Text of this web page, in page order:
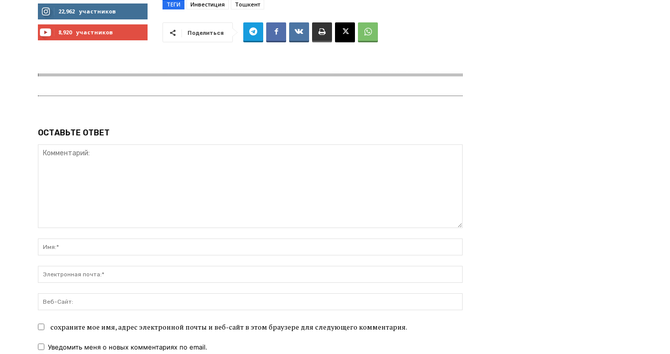
МНЕ НРАВИТСЯ
22,962 участников
8,920 участников
ТЕГИ Инвестиция Тошкент
Поделиться
ОСТАВЬТЕ ОТВЕТ
почта:*
Сайт:
сохраните мое имя, адрес электронной почты и веб-сайт в этом браузере для следующего комментария.
Уведомить меня о новых комментариях по email.